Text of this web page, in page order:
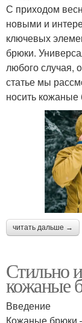
С приходом
новыми и
ключевых
брюки.
любого случая,
статье мы
носить кожаные
читать дальше →
Стильно
кожаные
Введение